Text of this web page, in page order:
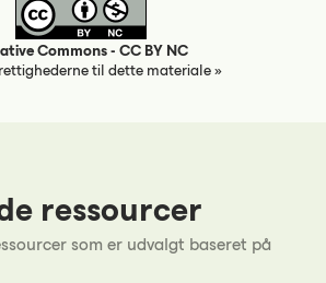
Commons - CC BY NC
til dette materiale »
ressourcer
som er udvalgt baseret på